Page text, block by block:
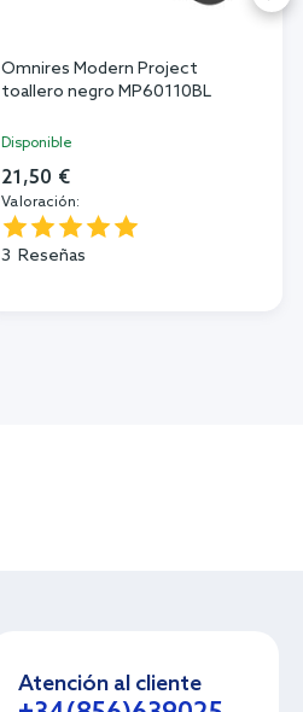
Omnires Modern Project
toallero negro MP60110BL
Disponible
21,50 €
Valoración:
3 Reseñas
Atención al cliente